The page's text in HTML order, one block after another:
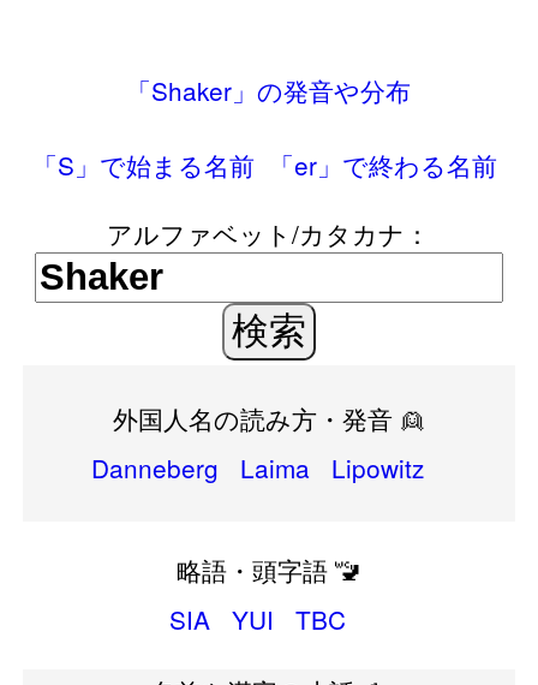
「Shaker」の発音や分布
「S」で始まる名前
「er」で終わる名前
アルファベット/カタカナ：
外国人名の読み方・発音 👱
Danneberg
Laima Lipowitz
略語・頭字語 🚾
SIA
YUI
TBC